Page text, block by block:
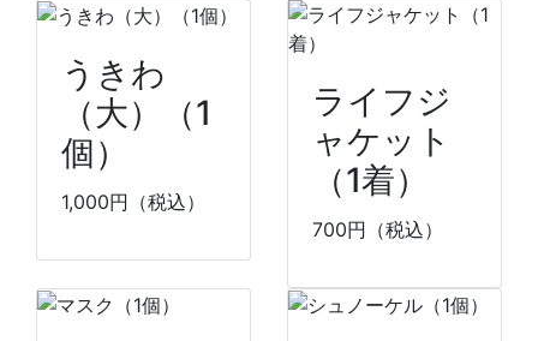
うきわ
（大）（1
個）
1,000円（税込）
ライフジ
ャケット
（1着）
700円（税込）